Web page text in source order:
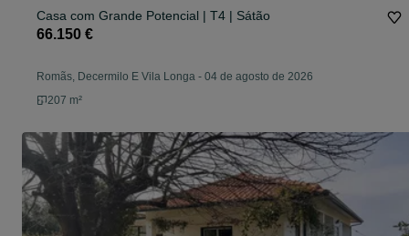
Casa com Grande Potencial | T4 | Sátão
66.150 €
Romãs, Decermilo E Vila Longa - 04 de agosto de 2026
207 m²